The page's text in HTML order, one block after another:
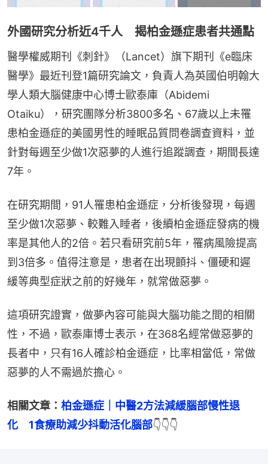
外國研究分析近4千人 揭柏金遜症患者共通點
醫學權威期刊《刺針》（Lancet）旗下期刊《e臨床
醫學》最近刊登1篇研究論文，負責人為英國伯明翰大
學人類大腦健康中心博士歐泰庫（Abidemi
Otaiku），研究團隊分析3800多名、67歲以上未罹
患柏金遜症的美國男性的睡眠品質問卷調查資料，並
針對每週至少做1次惡夢的人進行追蹤調查，期間長達
7年。
在研究期間，91人罹患柏金遜症，分析後發現，每週
至少做1次惡夢、較難入睡者，後續柏金遜症發病的機
率是其他人的2倍。若只看研究前5年，罹病風險提高
到3倍多。值得注意是，患者在出現顫抖、僵硬和遲
緩等典型症狀之前的好幾年，就常做惡夢。
這項研究證實，做夢內容可能與大腦功能之間的相關
性，不過，歐泰庫博士表示，在368名經常做惡夢的
長者中，只有16人確診柏金遜症，比率相當低，常做
惡夢的人不需過於擔心。
相關文章： 柏金遜症｜中醫2方法減緩腦部慢性退
化　1食療助減少抖動活化腦部👇👇👇